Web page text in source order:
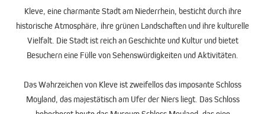
Kleve, eine charmante Stadt am Niederrhein, besticht durch ihre
historische Atmosphäre, ihre grünen Landschaften und ihre kulturelle
Vielfalt. Die Stadt ist reich an Geschichte und Kultur und bietet
Besuchern eine Fülle von Sehenswürdigkeiten und Aktivitäten.
Das Wahrzeichen von Kleve ist zweifellos das imposante Schloss
Moyland, das majestätisch am Ufer der Niers liegt. Das Schloss